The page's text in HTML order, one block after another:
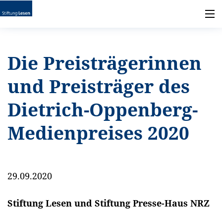
Die Preisträgerinnen
und Preisträger des
Dietrich-Oppenberg-
Medienpreises 2020
29.09.2020
Stiftung Lesen und Stiftung Presse-Haus NRZ